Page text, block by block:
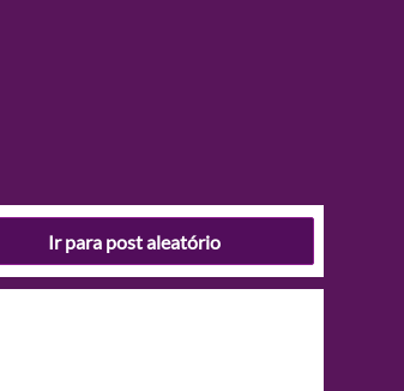
Ir para post aleatório